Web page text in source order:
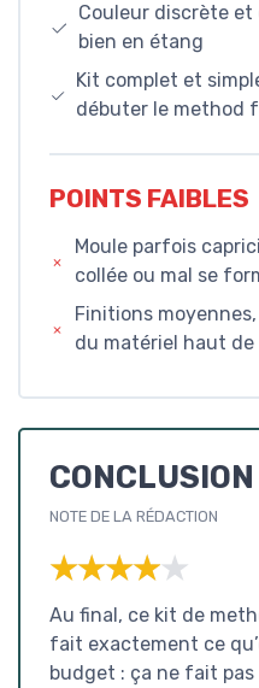
Couleur discrète
bien en étang
Kit complet et
débuter le method
POINTS FAIBLES
Moule parfois
collée ou mal se
Finitions
du matériel haut de
CONCLUSION
NOTE DE LA RÉDACTION
★★★★★
★★★★★
Au final, ce kit de
fait exactement ce
budget : ça ne fait pas